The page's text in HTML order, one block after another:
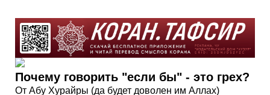
Почему говорить "если бы" - это грех?
От Абу Хурайры (да будет доволен им Аллах)